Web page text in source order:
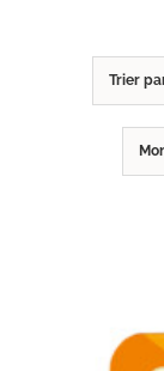
Trier